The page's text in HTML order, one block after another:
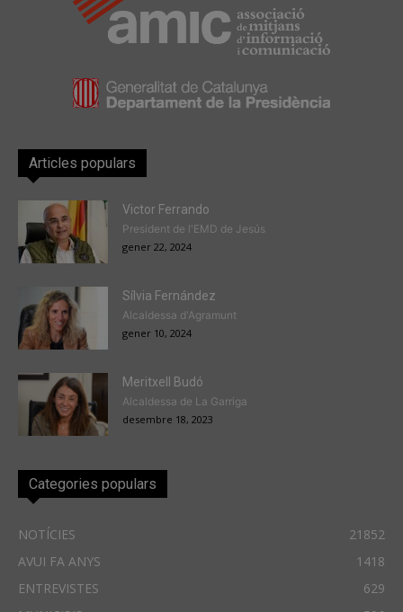
Articles populars
Victor Ferrando
President de l'EMD de Jesús
gener 22, 2024
Sílvia Fernández
Alcaldessa d'Agramunt
gener 10, 2024
Meritxell Budó
Alcaldessa de La Garriga
desembre 18, 2023
Categories populars
NOTÍCIES
21852
AVUI FA ANYS
1418
ENTREVISTES
629